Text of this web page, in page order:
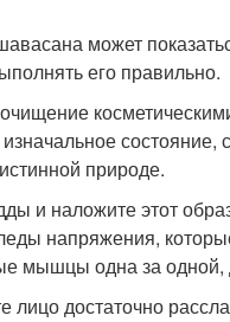
может
его правильно.
состояние,
природе.
и наложите этот
напряжения,
мышцы одна за одной,
лицо достаточно